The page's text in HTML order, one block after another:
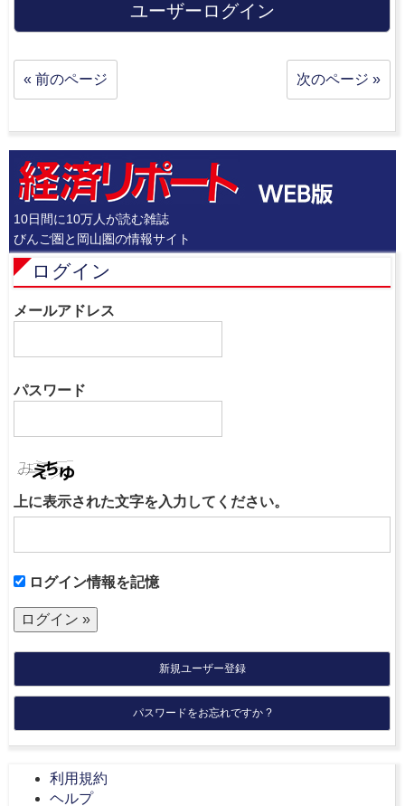
ユーザーログイン
« 前のページ 次のページ »
10日間に10万人が読む雑誌
びんご圏と岡山圏の情報サイト
ログイン
メールアドレス
パスワード
上に表示された文字を入力してください。
ログイン情報を記憶
新規ユーザー登録
パスワードをお忘れですか ?
利用規約
ヘルプ